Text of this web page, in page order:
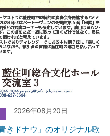
2026年08月20日
きドナウ」のオリジナル歌